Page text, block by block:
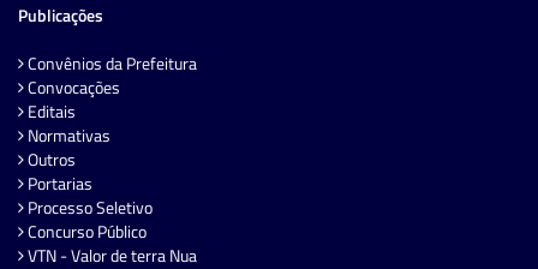
Publicações
Convênios da Prefeitura
Convocações
Editais
Normativas
Outros
Portarias
Processo Seletivo
Concurso Público
VTN - Valor de terra Nua